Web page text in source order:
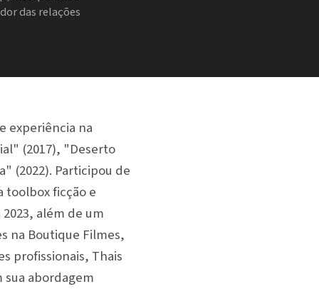
das relações
experiência na
(2017), "Deserto
(2022). Participou de
toolbox ficção e
além de um
na Boutique Filmes,
profissionais, Thais
abordagem